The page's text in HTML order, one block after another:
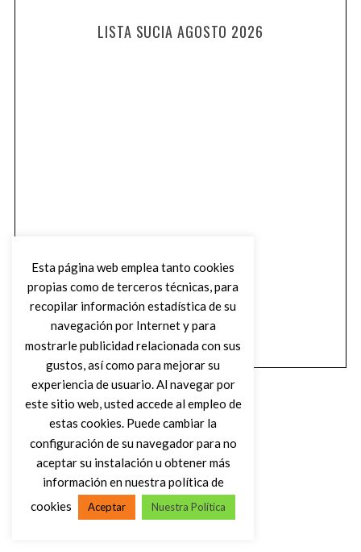
LISTA SUCIA AGOSTO 2026
VOLVER AL INICIO
Esta página web emplea tanto cookies
propias como de terceros técnicas, para
recopilar información estadística de su
navegación por Internet y para
mostrarle publicidad relacionada con sus
gustos, así como para mejorar su
experiencia de usuario. Al navegar por
este sitio web, usted accede al empleo de
estas cookies. Puede cambiar la
configuración de su navegador para no
aceptar su instalación u obtener más
información en nuestra política de
cookies
Aceptar Nuestra Política